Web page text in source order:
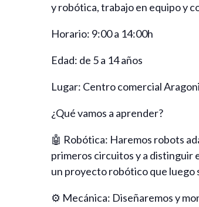
y robótica, trabajo en equipo y
Horario: 9:00 a 14:00h
Edad: de 5 a 14 años
Lugar: Centro comercial
¿Qué vamos a aprender?
🤖 Robótica: Haremos robots
primeros circuitos y a distinguir
un proyecto robótico que luego
⚙️ Mecánica: Diseñaremos y